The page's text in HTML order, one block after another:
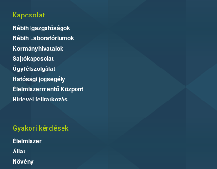
Kapcsolat
Nébih Igazgatóságok
Nébih Laboratóriumok
Kormányhivatalok
Sajtókapcsolat
Ügyfélszolgálat
Hatósági jogsegély
Élelmiszermentő Központ
Hírlevél feliratkozás
Gyakori kérdések
Élelmiszer
Állat
Növény